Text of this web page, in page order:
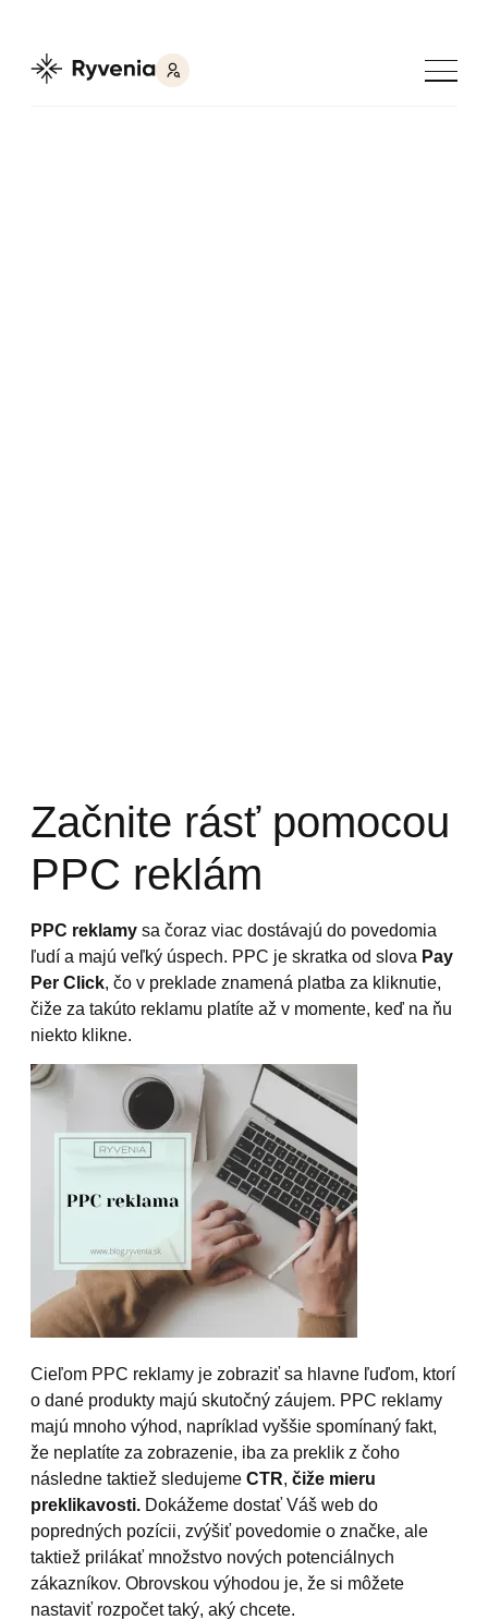
Začnite rásť pomocou
PPC reklám
PPC reklamy sa čoraz viac dostávajú do povedomia
ľudí a majú veľký úspech. PPC je skratka od slova Pay
Per Click, čo v preklade znamená platba za kliknutie,
čiže za takúto reklamu platíte až v momente, keď na ňu
niekto klikne.
Cieľom PPC reklamy je zobraziť sa hlavne ľuďom, ktorí
o dané produkty majú skutočný záujem. PPC reklamy
majú mnoho výhod, napríklad vyššie spomínaný fakt,
že neplatíte za zobrazenie, iba za preklik z čoho
následne taktiež sledujeme CTR, čiže mieru
preklikavosti. Dokážeme dostať Váš web do
popredných pozícii, zvýšiť povedomie o značke, ale
taktiež prilákať množstvo nových potenciálnych
zákazníkov. Obrovskou výhodou je, že si môžete
nastaviť rozpočet taký, aký chcete.